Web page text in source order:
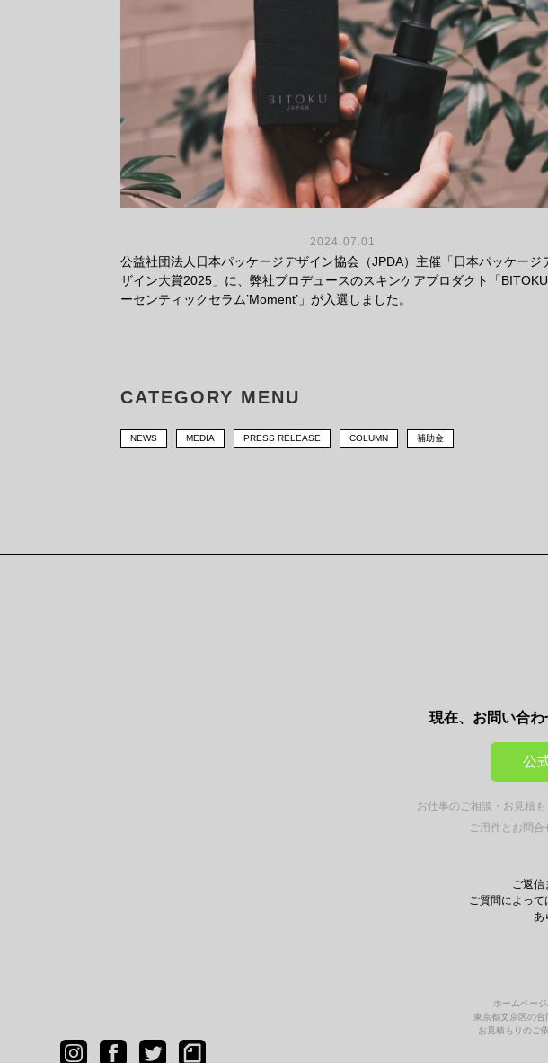
2024.07.01
公益社団法人日本パッケージデザイン協会（JPDA）主催「日本パッケージ
ザイン大賞2025」に、弊社プロデュースのスキンケアプロダクト「
ーセンティックセラム’Moment’」が入選しました。
CATEGORY MENU
NEWS MEDIA PRESS RELEASE COLUMN 補助金
現在、お問い合わ
公
お仕事のご相談・お見積
ご用件とお問合
ご返信
ご質問によって
あ
ホームペー
東京都文京区の合
お見積もりのご